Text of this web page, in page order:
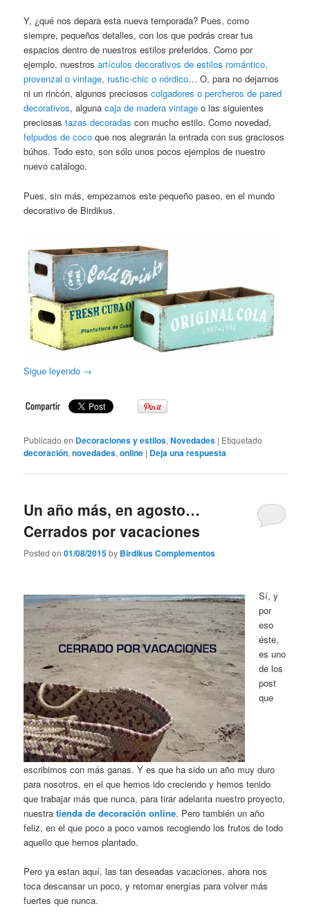
Y, ¿qué nos depara esta nueva temporada? Pues, como
siempre, pequeños detalles, con los que podrás crear tus
espacios dentro de nuestros estilos preferidos. Como por
ejemplo, nuestrosartículos decorativos de estilos romántico,
provenzal o vintage, rustic-chic o nórdico… O, para no dejarnos
ni un rincón, algunos preciososcolgadores o percheros de pared
decorativos, algunacaja de madera vintage o las siguientes
preciosastazas decoradas con mucho estilo. Como novedad,
felpudos de coco que nos alegrarán la entrada con sus graciosos
búhos. Todo esto, son sólo unos pocos ejemplos de nuestro
nuevo catálogo.
Pues, sin más, empezamos este pequeño paseo, en el mundo
decorativo de Birdikus.
Sigue leyendo →
Publicado en Decoraciones y estilos,Novedades | Etiquetado
decoración,novedades,online | Deja una respuesta
Un año más, en agosto…
Cerrados por vacaciones
Posted on01/08/2015by Birdikus Complementos
Sí, y
por
eso
éste,
es uno
de los
post
que
escribimos con más ganas. Y es que ha sido un año muy duro
para nosotros, en el que hemos ido creciendo y hemos tenido
que trabajar más que nunca, para tirar adelanta nuestro proyecto,
nuestratienda de decoración online. Pero también un año
feliz, en el que poco a poco vamos recogiendo los frutos de todo
aquello que hemos plantado.
Pero ya estan aquí, las tan deseadas vacaciones, ahora nos
toca descansar un poco, y retomar energías para volver más
fuertes que nunca.